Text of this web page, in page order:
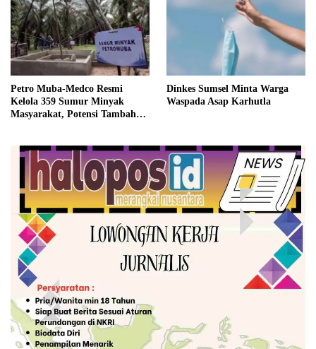
Petro Muba-Medco Resmi
Kelola 359 Sumur Minyak
Masyarakat, Potensi Tambah
Dinkes Sumsel Minta Warga
Waspada Asap Karhutla